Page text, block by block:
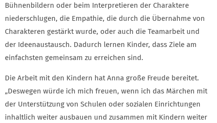
Bühnenbildern oder beim Interpretieren der Charaktere
niederschlugen, die Empathie, die durch die Übernahme von
Charakteren gestärkt wurde, oder auch die Teamarbeit und
der Ideenaustausch. Dadurch lernen Kinder, dass Ziele am
einfachsten gemeinsam zu erreichen sind.
Die Arbeit mit den Kindern hat Anna große Freude bereitet.
„Deswegen würde ich mich freuen, wenn ich das Märchen mit
der Unterstützung von Schulen oder sozialen Einrichtungen
inhaltlich weiter ausbauen und zusammen mit Kindern weiter